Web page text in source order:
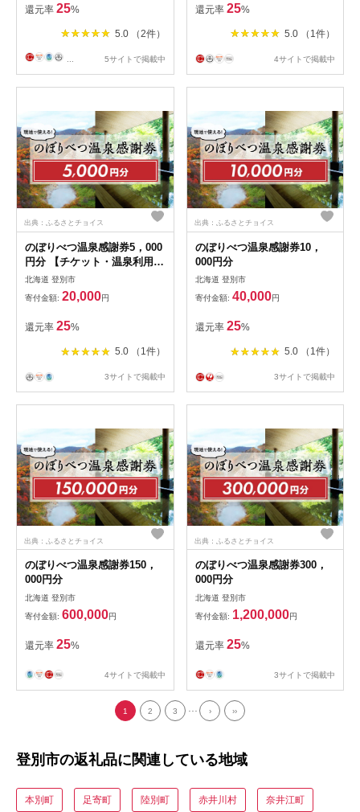
還元率 25%
5.0 （2件）
5サイトで掲載中
還元率 25%
5.0 （1件）
4サイトで掲載中
出典：ふるさとチョイス
のぼりべつ温泉感謝券5，000
円分 【チケット・温泉利用
券・のぼりべつ温泉感謝券・
日本の名湯・登別温泉・カル
ルス温泉・ホテル登別国際観
光・コンベンション協会】
北海道 登別市
寄付金額: 20,000円
還元率 25%
5.0 （1件）
3サイトで掲載中
出典：ふるさとチョイス
のぼりべつ温泉感謝券10，
000円分
北海道 登別市
寄付金額: 40,000円
還元率 25%
5.0 （1件）
3サイトで掲載中
出典：ふるさとチョイス
のぼりべつ温泉感謝券150，
000円分
北海道 登別市
寄付金額: 600,000円
還元率 25%
4サイトで掲載中
出典：ふるさとチョイス
のぼりべつ温泉感謝券300，
000円分
北海道 登別市
寄付金額: 1,200,000円
還元率 25%
3サイトで掲載中
1 2 3 › ››
登別市の返礼品に関連している地域
本別町 足寄町 陸別町 赤井川村 奈井江町